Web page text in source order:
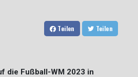
Teilen Teilen
die Fußball-WM 2023 in